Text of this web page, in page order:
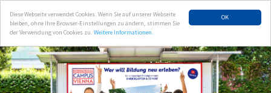
OK
Diese Webseite verwendet Cookies. Wenn Sie auf unserer Webseite
bleiben, ohne Ihre Browser-Einstellungen zu ändern, stimmen Sie
der Verwendung von Cookies zu. Weitere Informationen.